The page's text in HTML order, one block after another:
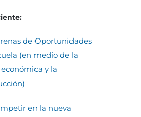
de Oportunidades
(en medio de la
y la
en la nueva